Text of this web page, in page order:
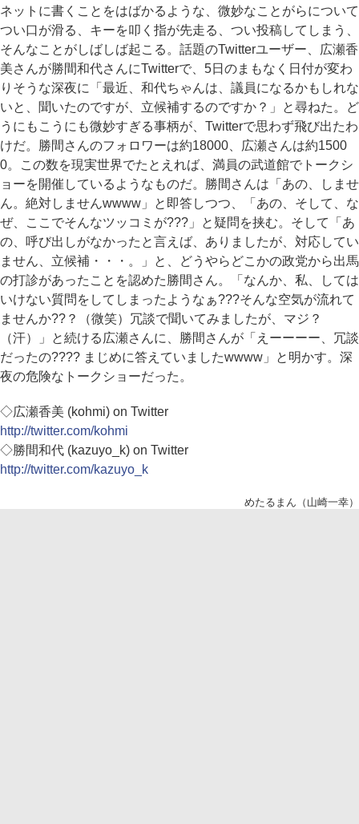
ネットに書くことをはばかるような、微妙なことがらについて
つい口が滑る、キーを叩く指が先走る、つい投稿してしまう、
そんなことがしばしば起こる。話題のTwitterユーザー、広瀬香
美さんが勝間和代さんにTwitterで、5日のまもなく日付が変わ
りそうな深夜に「最近、和代ちゃんは、議員になるかもしれな
いと、聞いたのですが、立候補するのですか？」と尋ねた。ど
うにもこうにも微妙すぎる事柄が、Twitterで思わず飛び出たわ
けだ。勝間さんのフォロワーは約18000、広瀬さんは約1500
0。この数を現実世界でたとえれば、満員の武道館でトークシ
ョーを開催しているようなものだ。勝間さんは「あの、しませ
ん。絶対しませんwwww」と即答しつつ、「あの、そして、な
ぜ、ここでそんなツッコミが???」と疑問を挟む。そして「あ
の、呼び出しがなかったと言えば、ありましたが、対応してい
ません、立候補・・・。」と、どうやらどこかの政党から出馬
の打診があったことを認めた勝間さん。「なんか、私、しては
いけない質問をしてしまったようなぁ???そんな空気が流れて
ませんか??？（微笑）冗談で聞いてみましたが、マジ？
（汗）」と続ける広瀬さんに、勝間さんが「えーーーー、冗談
だったの???? まじめに答えていましたwwww」と明かす。深
夜の危険なトークショーだった。
◇広瀬香美 (kohmi) on Twitter
http://twitter.com/kohmi
◇勝間和代 (kazuyo_k) on Twitter
http://twitter.com/kazuyo_k
めたるまん（山崎一幸）